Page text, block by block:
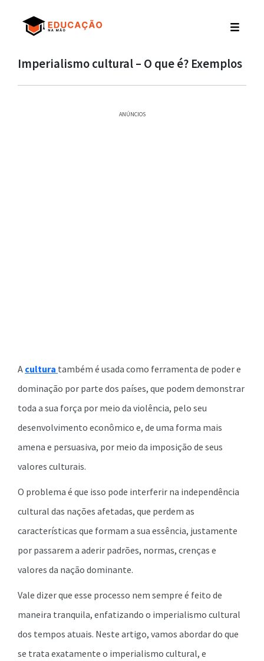
Imperialismo cultural – O que é? Exemplos
ANÚNCIOS
A cultura também é usada como ferramenta de poder e
dominação por parte dos países, que podem demonstrar
toda a sua força por meio da violência, pelo seu
desenvolvimento econômico e, de uma forma mais
amena e persuasiva, por meio da imposição de seus
valores culturais.
O problema é que isso pode interferir na independência
cultural das nações afetadas, que perdem as
características que formam a sua essência, justamente
por passarem a aderir padrões, normas, crenças e
valores da nação dominante.
Vale dizer que esse processo nem sempre é feito de
maneira tranquila, enfatizando o imperialismo cultural
dos tempos atuais. Neste artigo, vamos abordar do que
se trata exatamente o imperialismo cultural, e